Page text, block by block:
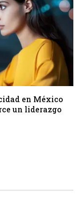
en México
un liderazgo